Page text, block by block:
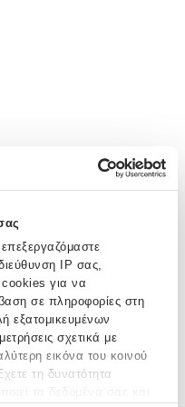
επεξεργαζόμαστε
IP σας,
για να
σε πληροφορίες στη
εξατομικευμένων
σχετικά με
εικόνα του κοινού
τη δυνατότητα